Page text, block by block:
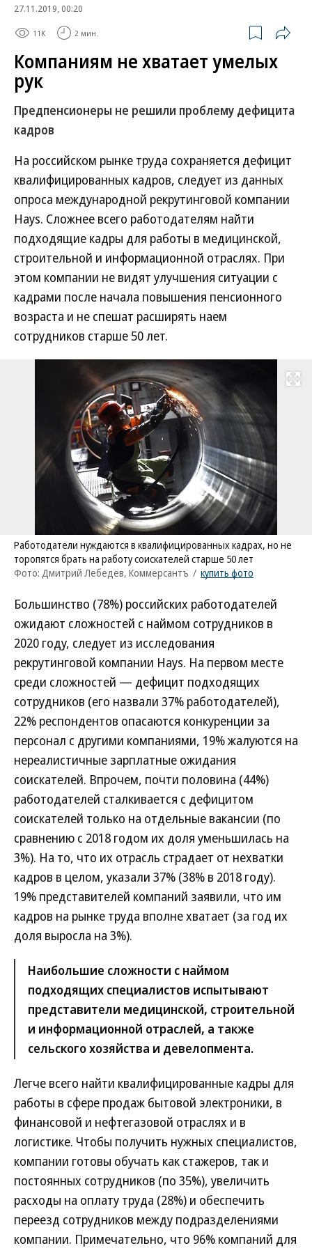
27.11.2019, 00:20
11K 2 мин.
Компаниям не хватает умелых
рук
Предпенсионеры не решили проблему дефицита
кадров
На российском рынке труда сохраняется дефицит
квалифицированных кадров, следует из данных
опроса международной рекрутинговой компании
Hays. Сложнее всего работодателям найти
подходящие кадры для работы в медицинской,
строительной и информационной отраслях. При
этом компании не видят улучшения ситуации с
кадрами после начала повышения пенсионного
возраста и не спешат расширять наем
сотрудников старше 50 лет.
Развернуть
Работодатели нуждаются в квалифицированных кадрах, но не
торопятся брать на работу соискателей старше 50 лет
Фото: Дмитрий Лебедев, Коммерсантъ / купить фото
Большинство (78%) российских работодателей
ожидают сложностей с наймом сотрудников в
2020 году, следует из исследования
рекрутинговой компании Hays. На первом месте
среди сложностей — дефицит подходящих
сотрудников (его назвали 37% работодателей),
22% респондентов опасаются конкуренции за
персонал с другими компаниями, 19% жалуются на
нереалистичные зарплатные ожидания
соискателей. Впрочем, почти половина (44%)
работодателей сталкивается с дефицитом
соискателей только на отдельные вакансии (по
сравнению с 2018 годом их доля уменьшилась на
3%). На то, что их отрасль страдает от нехватки
кадров в целом, указали 37% (38% в 2018 году).
19% представителей компаний заявили, что им
кадров на рынке труда вполне хватает (за год их
доля выросла на 3%).
Наибольшие сложности с наймом
подходящих специалистов испытывают
представители медицинской, строительной
и информационной отраслей, а также
сельского хозяйства и девелопмента.
Легче всего найти квалифицированные кадры для
работы в сфере продаж бытовой электроники, в
финансовой и нефтегазовой отраслях и в
логистике. Чтобы получить нужных специалистов,
компании готовы обучать как стажеров, так и
постоянных сотрудников (по 35%), увеличить
расходы на оплату труда (28%) и обеспечить
переезд сотрудников между подразделениями
компании. Примечательно, что 96% компаний для